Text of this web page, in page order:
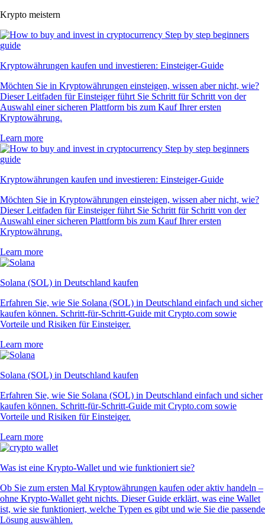
Krypto meistern
Kryptowährungen kaufen und investieren: Einsteiger-Guide
Möchten Sie in Kryptowährungen einsteigen, wissen aber nicht, wie?
Dieser Leitfaden für Einsteiger führt Sie Schritt für Schritt von der
Auswahl einer sicheren Plattform bis zum Kauf Ihrer ersten
Kryptowährung.
Learn more
Kryptowährungen kaufen und investieren: Einsteiger-Guide
Möchten Sie in Kryptowährungen einsteigen, wissen aber nicht, wie?
Dieser Leitfaden für Einsteiger führt Sie Schritt für Schritt von der
Auswahl einer sicheren Plattform bis zum Kauf Ihrer ersten
Kryptowährung.
Learn more
Solana (SOL) in Deutschland kaufen
Erfahren Sie, wie Sie Solana (SOL) in Deutschland einfach und sicher
kaufen können. Schritt-für-Schritt-Guide mit Crypto.com sowie
Vorteile und Risiken für Einsteiger.
Learn more
Solana (SOL) in Deutschland kaufen
Erfahren Sie, wie Sie Solana (SOL) in Deutschland einfach und sicher
kaufen können. Schritt-für-Schritt-Guide mit Crypto.com sowie
Vorteile und Risiken für Einsteiger.
Learn more
Was ist eine Krypto-Wallet und wie funktioniert sie?
Ob Sie zum ersten Mal Kryptowährungen kaufen oder aktiv handeln –
ohne Krypto-Wallet geht nichts. Dieser Guide erklärt, was eine Wallet
ist, wie sie funktioniert, welche Typen es gibt und wie Sie die passende
Lösung auswählen.